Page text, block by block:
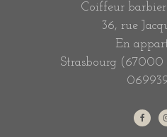
Coiffeur
36, rue
En
Strasbourg (67000